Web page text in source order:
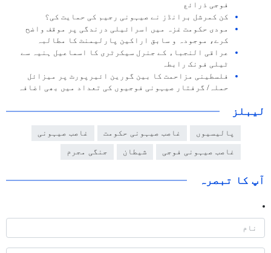
فوجی ذرائع
کن کمرشل برانڈز نے صیہونی رجیم کی حمایت کی؟
مودی حکومت غزہ میں اسرائیلی درندگی پر موقف واضح
کرے، موجودہ و سابق اراکین پارلیمنٹ کا مطالبہ
عراقی النجباء کے جنرل سیکرٹری کا اسماعیل ہنیہ سے
ٹیلی فونک رابطہ
فلسطینی مزاحمت کا بین گورین ائیرپورٹ پر میزائل
حملہ/ گرفتار صیہونی فوجیوں کی تعداد میں بھی اضافہ
لیبلز
پالیسیوں غاصب صیہونی حکومت غاصب صیہونی
غاصب صیہونی فوجی شیطان جنگی مجرم
آپ کا تبصرہ